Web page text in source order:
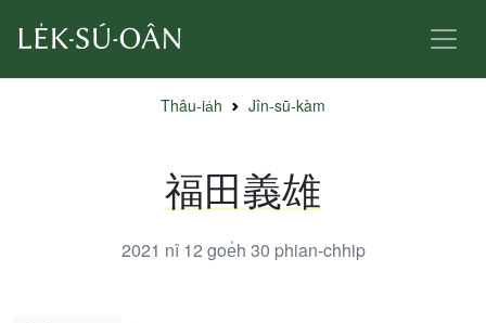
Thâu-ia̍h Jîn-sū-kàm
福田義雄
2021 nî 12 goe̍h 30 phian-chhip